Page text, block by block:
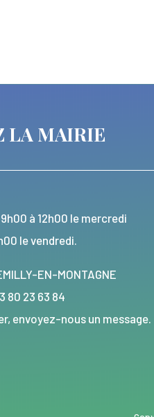
LA MAIRIE
à 12h00 le mercredi
le vendredi.
EN-MONTAGNE
80 23 63 84
envoyez-nous un message.